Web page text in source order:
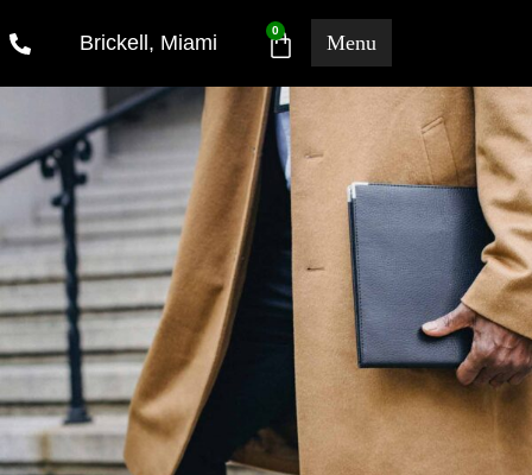
Brickell, Miami
0